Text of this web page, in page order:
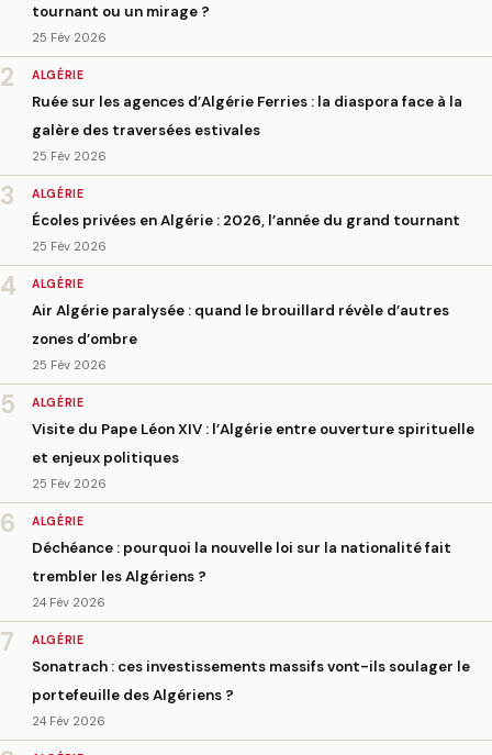
tournant ou un mirage ?
25 Fév 2026
2 ALGÉRIE
Ruée sur les agences d’Algérie Ferries : la diaspora face à la
galère des traversées estivales
25 Fév 2026
3 ALGÉRIE
Écoles privées en Algérie : 2026, l’année du grand tournant
25 Fév 2026
4 ALGÉRIE
Air Algérie paralysée : quand le brouillard révèle d’autres
zones d’ombre
25 Fév 2026
5 ALGÉRIE
Visite du Pape Léon XIV : l’Algérie entre ouverture spirituelle
et enjeux politiques
25 Fév 2026
6 ALGÉRIE
Déchéance : pourquoi la nouvelle loi sur la nationalité fait
trembler les Algériens ?
24 Fév 2026
7 ALGÉRIE
Sonatrach : ces investissements massifs vont-ils soulager le
portefeuille des Algériens ?
24 Fév 2026